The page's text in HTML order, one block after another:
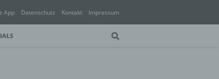
App Datenschutz Kontakt Impressum